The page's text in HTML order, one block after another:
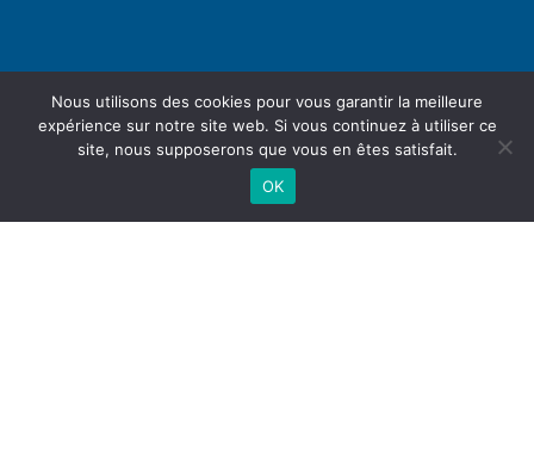
Nous utilisons des cookies pour vous garantir la meilleure
expérience sur notre site web. Si vous continuez à utiliser ce
site, nous supposerons que vous en êtes satisfait.
OK